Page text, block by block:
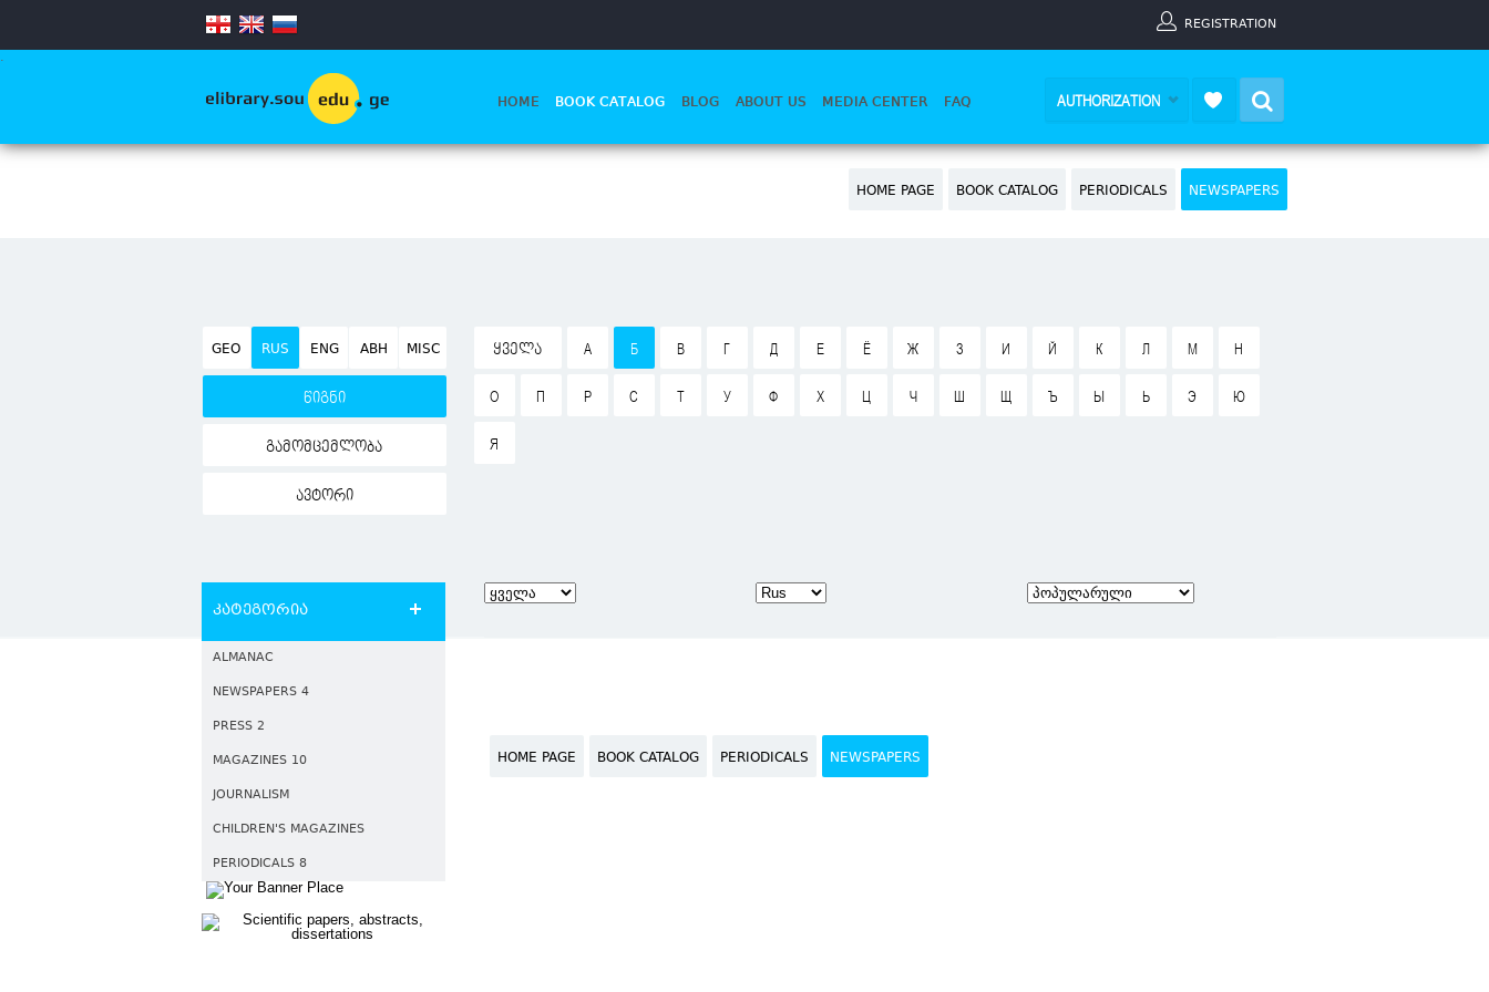
REGISTRATION
.
HOME BOOK CATALOG BLOG ABOUT US MEDIA CENTER FAQ AUTHORIZATION
HOME PAGE BOOK CATALOG PERIODICALS NEWSPAPERS
GEO RUS ENG ABH MISC
წიგნი
გამომცემლობა
ავტორი
ᲧᲕᲔᲚᲐ А Б В Г Д Е Ё Ж З И Й К Л М Н
О П Р С Т У Ф Х Ц Ч Ш Щ Ъ Ы Ь Э Ю
Я
კატეგორია
ALMANAC
NEWSPAPERS 4
PRESS 2
MAGAZINES 10
JOURNALISM
CHILDREN'S MAGAZINES
PERIODICALS 8
HOME PAGE BOOK CATALOG PERIODICALS NEWSPAPERS